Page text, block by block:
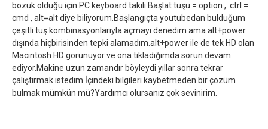
bozuk olduğu için PC keyboard takılı.Başlat tuşu = option , ctrl =
cmd , alt=alt diye biliyorum.Başlangıçta youtubedan bulduğum
çeşitli tuş kombinasyonlarıyla açmayı denedim ama alt+power
dışında hiçbirisinden tepki alamadım.alt+power ile de tek HD olan
Macintosh HD gorunuyor ve ona tıkladığımda sorun devam
ediyor.Makine uzun zamandır böyleydi yıllar sonra tekrar
çalıştırmak istedim.İçindeki bilgileri kaybetmeden bir çözüm
bulmak mümkün mü?Yardımcı olursanız çok sevinirim.